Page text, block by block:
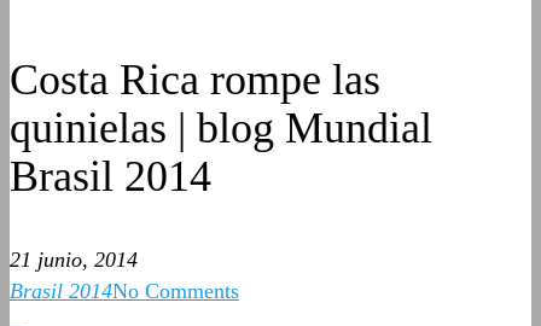
Costa Rica rompe las
quinielas | blog Mundial
Brasil 2014
21 junio, 2014
Brasil 2014No Comments